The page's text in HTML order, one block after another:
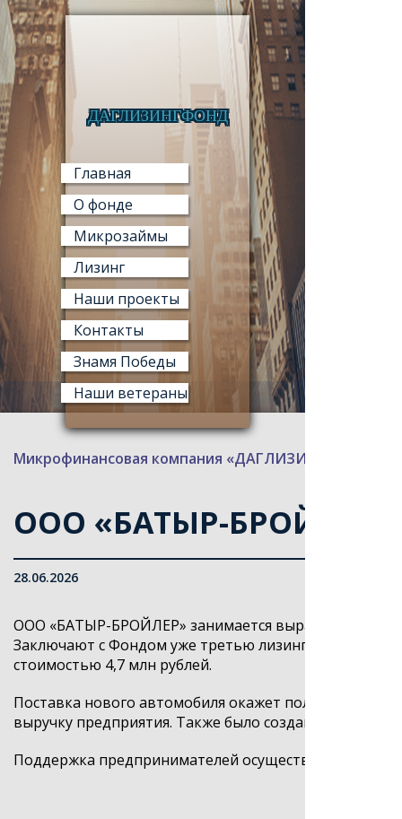
ДАГЛИЗИНГФОНД
Главная
О фонде
Микрозаймы
Лизинг
Наши проекты
Контакты
Знамя Победы
Наши ветераны
Микрофинансовая компания «ДАГЛИЗИНГФОНД»
ООО «БАТЫР-БРОЙЛЕР»
28.06.2026
ООО «БАТЫР-БРОЙЛЕР» занимается выращиванием
Заключают с Фондом уже третью лизинговую
стоимостью 4,7 млн рублей.
Поставка нового автомобиля окажет
выручку предприятия. Также было создано 2 новых
Поддержка предпринимателей осуществляется по